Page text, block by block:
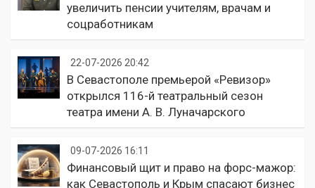
увеличить пенсии учителям, врачам и
соцработникам
22-07-2026 20:42
В Севастополе премьерой «Ревизор»
открылся 116-й театральный сезон
театра имени А. В. Луначарского
09-07-2026 16:11
Финансовый щит и право на форс-мажор:
как Севастополь и Крым спасают бизнес